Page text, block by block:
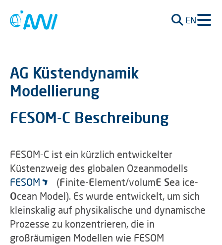
EN
AG Küstendynamik
Modellierung
FESOM-C Beschreibung
FESOM-C ist ein kürzlich entwickelter
Küstenzweig des globalen Ozeanmodells
FESOM
(Finite-Element/volumE Sea ice-
Ocean Model). Es wurde entwickelt, um sich
kleinskalig auf physikalische und dynamische
Prozesse zu konzentrieren, die in
großräumigen Modellen wie FESOM